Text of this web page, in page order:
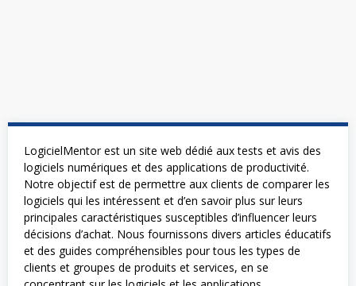
LogicielMentor est un site web dédié aux tests et avis des
logiciels numériques et des applications de productivité.
Notre objectif est de permettre aux clients de comparer les
logiciels qui les intéressent et d’en savoir plus sur leurs
principales caractéristiques susceptibles d’influencer leurs
décisions d’achat. Nous fournissons divers articles éducatifs
et des guides compréhensibles pour tous les types de
clients et groupes de produits et services, en se